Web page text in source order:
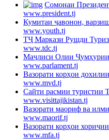
Cомонаи
www.president.tj
Кумитаи ҷавонон,
www.youth.tj
ТҶ Маркази Рушди
www.tdc.tj
Маҷлиси Олии
www.parlament.tj
Вазорати корҳои
www.mvd.tj
Сайти расмии туристии
www.visittajikistan.tj
Вазорати маориф ва
www.maorif.tj
Вазорати корҳои
www.mfa.tj